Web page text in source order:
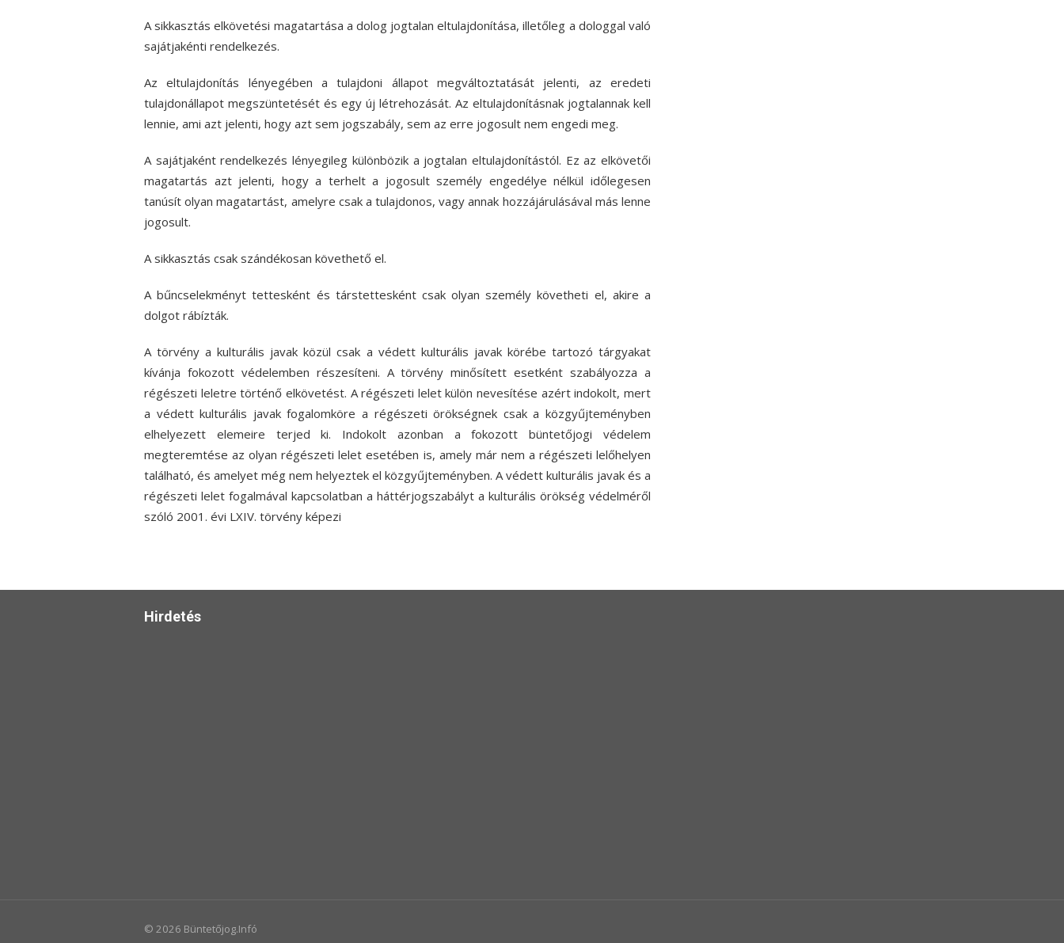
A sikkasztás elkövetési magatartása a dolog jogtalan eltulajdonítása, illetőleg a dologgal való
sajátjakénti rendelkezés.
Az eltulajdonítás lényegében a tulajdoni állapot megváltoztatását jelenti, az eredeti
tulajdonállapot megszüntetését és egy új létrehozását. Az eltulajdonításnak jogtalannak kell
lennie, ami azt jelenti, hogy azt sem jogszabály, sem az erre jogosult nem engedi meg.
A sajátjaként rendelkezés lényegileg különbözik a jogtalan eltulajdonítástól. Ez az elkövetői
magatartás azt jelenti, hogy a terhelt a jogosult személy engedélye nélkül időlegesen
tanúsít olyan magatartást, amelyre csak a tulajdonos, vagy annak hozzájárulásával más lenne
jogosult.
A sikkasztás csak szándékosan követhető el.
A bűncselekményt tettesként és társtettesként csak olyan személy követheti el, akire a
dolgot rábízták.
A törvény a kulturális javak közül csak a védett kulturális javak körébe tartozó tárgyakat
kívánja fokozott védelemben részesíteni. A törvény minősített esetként szabályozza a
régészeti leletre történő elkövetést. A régészeti lelet külön nevesítése azért indokolt, mert
a védett kulturális javak fogalomköre a régészeti örökségnek csak a közgyűjteményben
elhelyezett elemeire terjed ki. Indokolt azonban a fokozott büntetőjogi védelem
megteremtése az olyan régészeti lelet esetében is, amely már nem a régészeti lelőhelyen
található, és amelyet még nem helyeztek el közgyűjteményben. A védett kulturális javak és a
régészeti lelet fogalmával kapcsolatban a háttérjogszabályt a kulturális örökség védelméről
szóló 2001. évi LXIV. törvény képezi
Hirdetés
© 2026 Büntetőjog.Infó